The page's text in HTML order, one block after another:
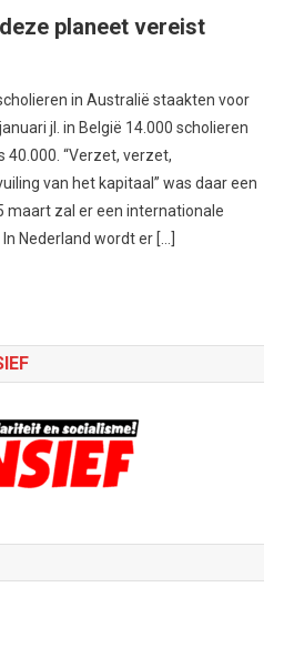
planeet vereist
in Australië staakten voor
jl. in België 14.000 scholieren
“Verzet, verzet,
van het kapitaal” was daar een
maart zal er een internationale
Nederland wordt er […]